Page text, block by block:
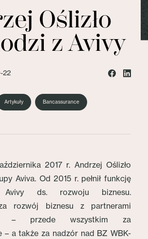
Oślizło
z Avivy
22
Artykuły Bancassurance
2017 r. Andrzej Oślizło
Aviva. Od 2015 r. pełnił funkcję
Avivy ds. rozwoju biznesu.
rozwój biznesu z partnerami
– przede wszystkim za
– a także za nadzór nad BZ WBK-